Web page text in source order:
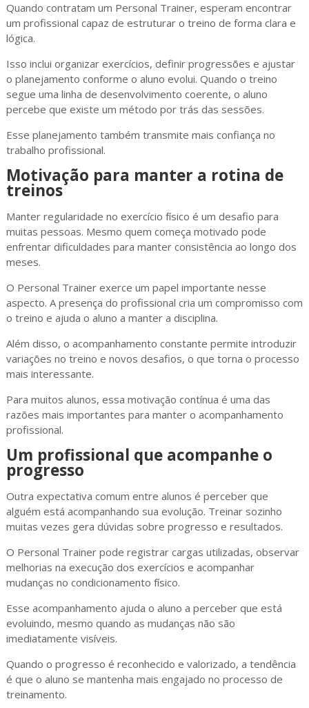
Quando contratam um Personal Trainer, esperam encontrar
um profissional capaz de estruturar o treino de forma clara e
lógica.
Isso inclui organizar exercícios, definir progressões e ajustar
o planejamento conforme o aluno evolui. Quando o treino
segue uma linha de desenvolvimento coerente, o aluno
percebe que existe um método por trás das sessões.
Esse planejamento também transmite mais confiança no
trabalho profissional.
Motivação para manter a rotina de
treinos
Manter regularidade no exercício físico é um desafio para
muitas pessoas. Mesmo quem começa motivado pode
enfrentar dificuldades para manter consistência ao longo dos
meses.
O Personal Trainer exerce um papel importante nesse
aspecto. A presença do profissional cria um compromisso com
o treino e ajuda o aluno a manter a disciplina.
Além disso, o acompanhamento constante permite introduzir
variações no treino e novos desafios, o que torna o processo
mais interessante.
Para muitos alunos, essa motivação contínua é uma das
razões mais importantes para manter o acompanhamento
profissional.
Um profissional que acompanhe o
progresso
Outra expectativa comum entre alunos é perceber que
alguém está acompanhando sua evolução. Treinar sozinho
muitas vezes gera dúvidas sobre progresso e resultados.
O Personal Trainer pode registrar cargas utilizadas, observar
melhorias na execução dos exercícios e acompanhar
mudanças no condicionamento físico.
Esse acompanhamento ajuda o aluno a perceber que está
evoluindo, mesmo quando as mudanças não são
imediatamente visíveis.
Quando o progresso é reconhecido e valorizado, a tendência
é que o aluno se mantenha mais engajado no processo de
treinamento.